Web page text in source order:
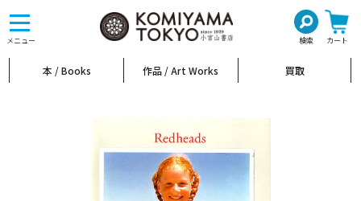
メニュー 検索 カート
toggle
navigation
本 / Books 作品 / Art Works 買取